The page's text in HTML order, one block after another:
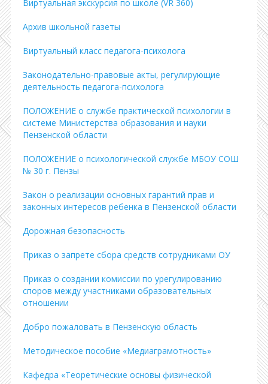
Виртуальная экскурсия по школе (VR 360)
Архив школьной газеты
Виртуальный класс педагога-психолога
Законодательно-правовые акты, регулирующие
деятельность педагога-психолога
ПОЛОЖЕНИЕ о службе практической психологии в
системе Министерства образования и науки
Пензенской области
ПОЛОЖЕНИЕ о психологической службе МБОУ СОШ
№ 30 г. Пензы
Закон о реализации основных гарантий прав и
законных интересов ребенка в Пензенской области
Дорожная безопасность
Приказ о запрете сбора средств сотрудниками ОУ
Приказ о создании комиссии по урегулированию
споров между участниками образовательных
отношении
Добро пожаловать в Пензенскую область
Методическое пособие «Медиаграмотность»
Кафедра «Теоретические основы физической